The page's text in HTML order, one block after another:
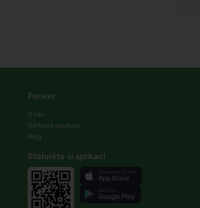
Ferwer
O nás
Dárkové poukazy
Blog
Stáhněte si aplikaci
App Store
Google Play